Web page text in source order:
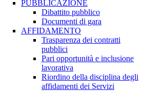
PUBBLICAZIONE
Dibattito pubblico
Documenti di gara
AFFIDAMENTO
Trasparenza dei contratti
pubblici
Pari opportunità e inclusione
lavorativa
Riordino della disciplina degli
affidamenti dei Servizi